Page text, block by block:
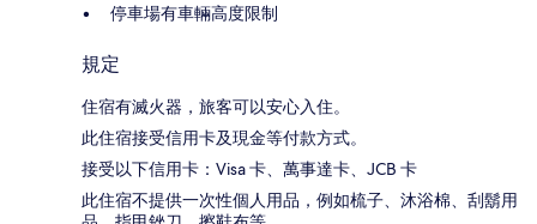
停車場有車輛高度限制
規定
住宿有滅火器，旅客可以安心入住。
此住宿接受信用卡及現金等付款方式。
接受以下信用卡：Visa 卡、萬事達卡、JCB 卡
此住宿不提供一次性個人用品，例如梳子、沐浴棉、刮鬍用